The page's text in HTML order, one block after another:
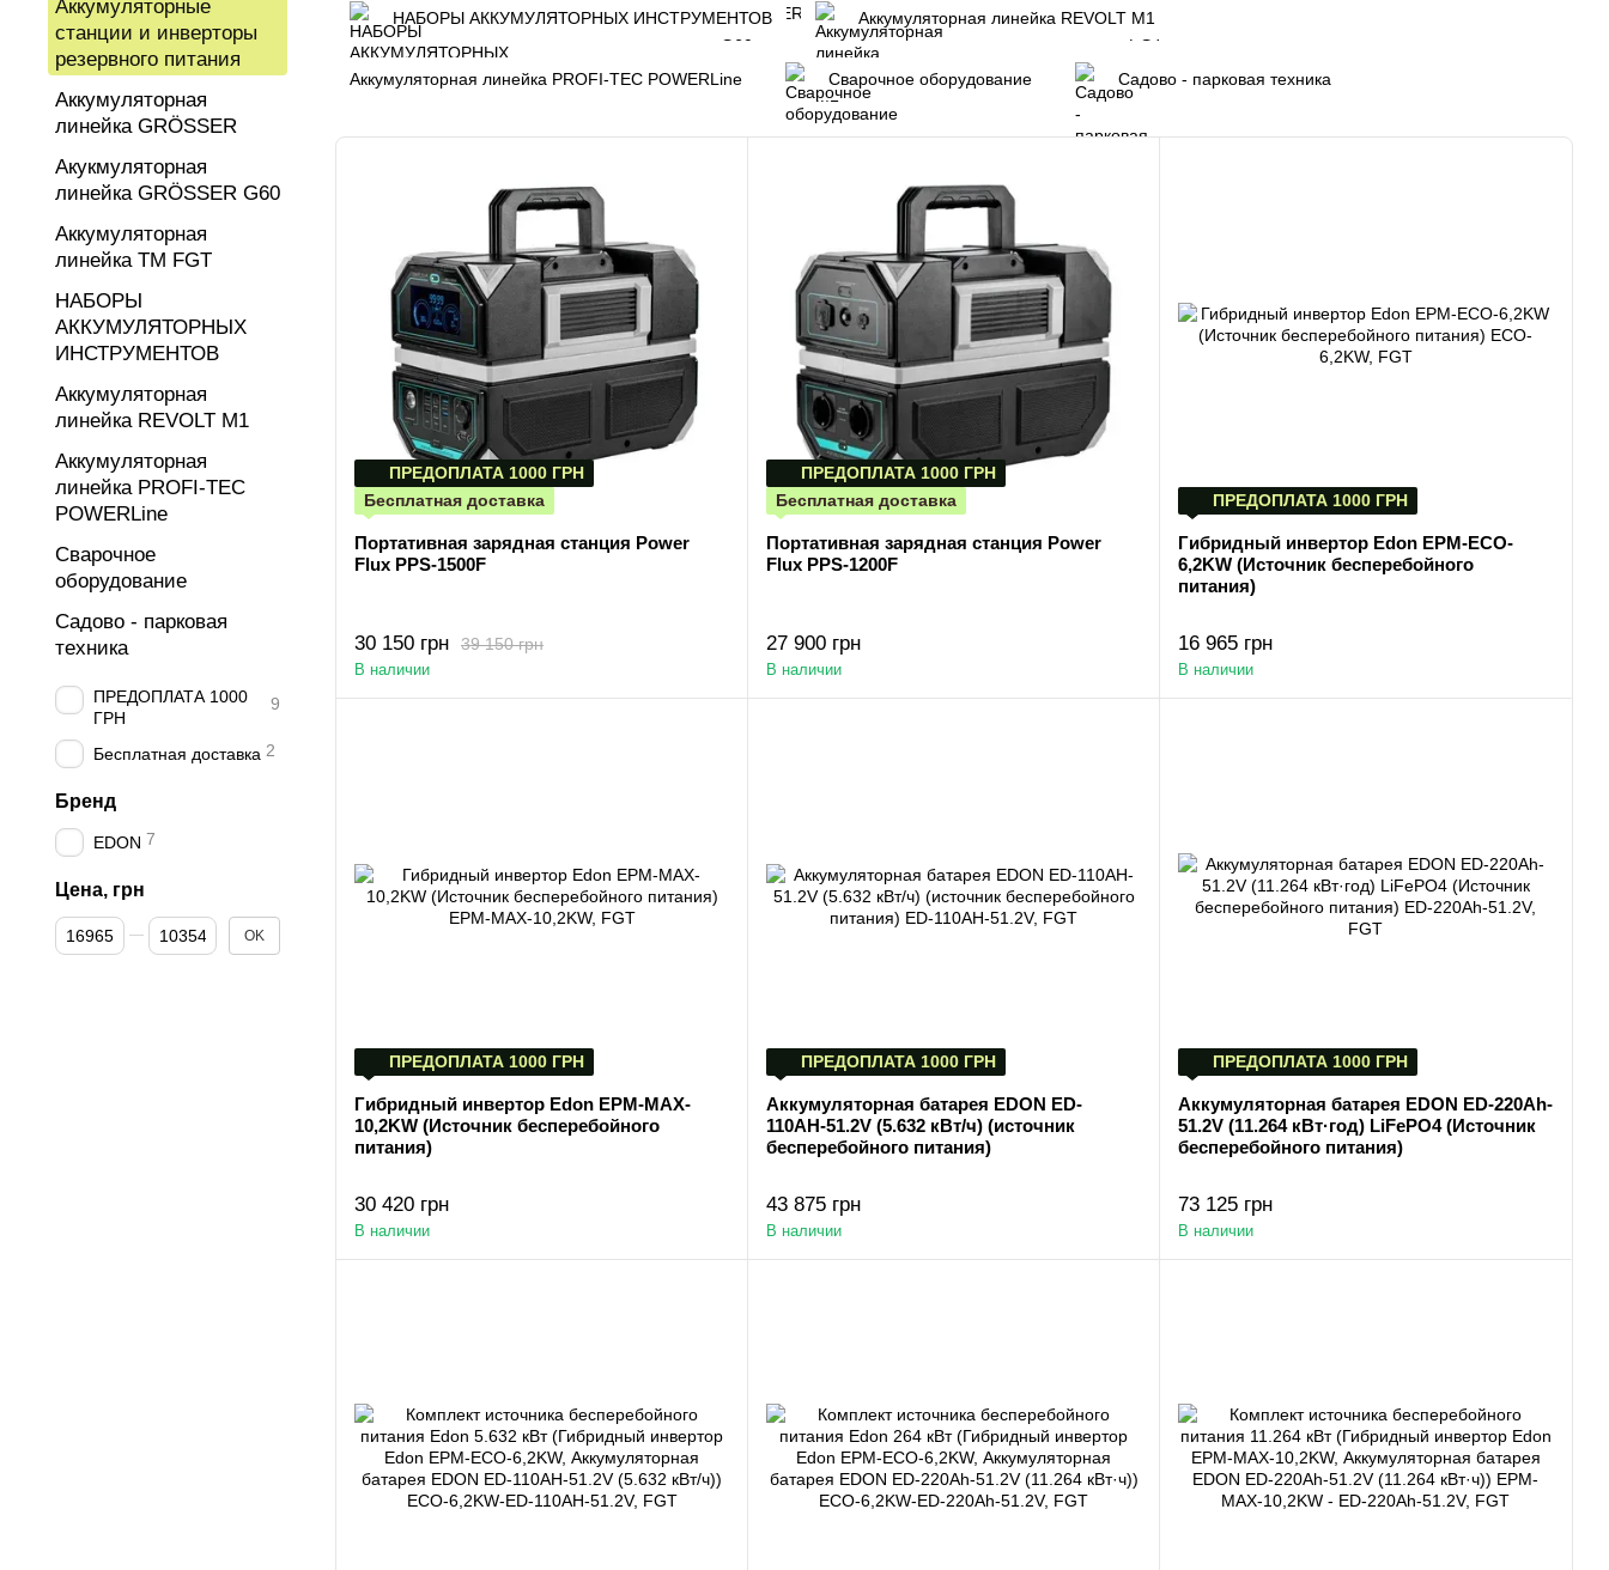
НАБОРЫ АККУМУЛЯТОРНЫХ ИНСТРУМЕНТОВ Аккумуляторная линейка REVOLT М1
Аккумуляторная линейка PROFI-TEC POWERLine Сварочное оборудование Садово - парковая техника
ПРЕДОПЛАТА 1000 ГРН
Бесплатная доставка
Портативная зарядная станция Power
Flux PPS-1500F
39 150 грн
30 150 грн
В наличии
ПРЕДОПЛАТА 1000 ГРН
Бесплатная доставка
Портативная зарядная станция Power
Flux PPS-1200F
27 900 грн
В наличии
ПРЕДОПЛАТА 1000 ГРН
Гибридный инвертор Edon EPM-ECO-
6,2KW (Источник бесперебойного
питания)
16 965 грн
В наличии
ПРЕДОПЛАТА 1000 ГРН
Гибридный инвертор Edon EPM-MAX-
10,2KW (Источник бесперебойного
питания)
30 420 грн
В наличии
ПРЕДОПЛАТА 1000 ГРН
Аккумуляторная батарея EDON ED-
110AH-51.2V (5.632 кВт/ч) (источник
бесперебойного питания)
43 875 грн
В наличии
ПРЕДОПЛАТА 1000 ГРН
Аккумуляторная батарея EDON ED-220Ah-
51.2V (11.264 кВт·год) LiFePO4 (Источник
бесперебойного питания)
73 125 грн
В наличии
Аккумуляторные
станции и инверторы
резервного питания
Аккумуляторная
линейка GRÖSSER
Акукмуляторная
линейка GRÖSSER G60
Аккумуляторная
линейка ТМ FGT
НАБОРЫ
АККУМУЛЯТОРНЫХ
ИНСТРУМЕНТОВ
Аккумуляторная
линейка REVOLT М1
Аккумуляторная
линейка PROFI-TEC
POWERLine
Сварочное
оборудование
Садово - парковая
техника
ПРЕДОПЛАТА 1000
ГРН
9
Бесплатная доставка 2
Бренд
EDON 7
Цена, грн
От Цена, грн
До Цена, грн OK